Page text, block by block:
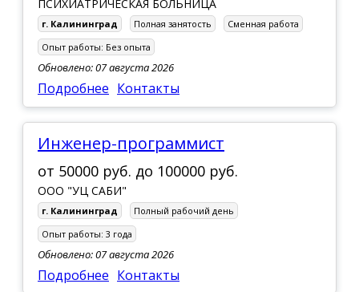
г. Правдинск
г. Светлогорск
г. Светлый
г. Славск
г. Советск
г. Черняховск
ПСИХИАТРИЧЕСКАЯ БОЛЬНИЦА
г. Калининград Полная занятость
Сменная работа
Опыт работы: Без опыта
Обновлено: 07 августа 2026
Подробнее Контакты
Инженер-программист
от 50000 руб. до 100000 руб.
ООО "УЦ САБИ"
г. Калининград
Полный рабочий день
Опыт работы: 3 года
Обновлено: 07 августа 2026
Подробнее Контакты